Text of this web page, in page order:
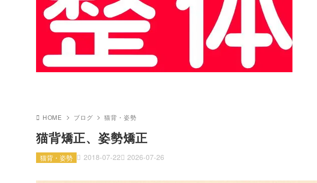
HOME ブログ 猫背・姿勢
猫背矯正、姿勢矯正
2018-07-22 2026-07-26
猫背・姿勢